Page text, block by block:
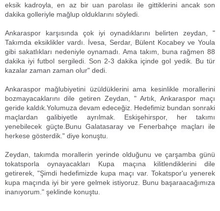
eksik kadroyla, en az bir uan parolası ile gittiklerini ancak son
dakika golleriyle mağlup olduklarını söyledi.
Ankaraspor karşısında çok iyi oynadıklarını belirten zeydan, "
Takımda eksiklikler vardı. İvesa, Serdar, Bülent Kocabey ve Youla
gibi sakatlıkları nedeniyle oynamadı. Ama takım, buna rağmen 88
dakika iyi futbol sergiledi. Son 2-3 dakika içinde gol yedik. Bu tür
kazalar zaman zaman olur" dedi.
Ankaraspor mağlubiyetini üzüldüklerini ama kesinlikle morallerini
bozmayacaklarını dile getiren Zeydan, " Artık, Ankaraspor maçı
geride kaldık.Yolumuza devam edeceğiz. Hedefimiz bundan sonraki
maçlardan galibiyetle ayrılmak. Eskişehirspor, her takımı
yenebilecek güçte.Bunu Galatasaray ve Fenerbahçe maçları ile
herkese gösterdik." diye konuştu.
Zeydan, takımda morallerin yerinde olduğunu ve çarşamba günü
tokatsporla oynayacakları Kupa maçına kilitlendiklerini dile
getirerek, "Şimdi hedefimizde kupa maçı var. Tokatspor'u yenerek
kupa maçında iyi bir yere gelmek istiyoruz. Bunu başaraacağımıza
inanıyorum." şeklinde konuştu.